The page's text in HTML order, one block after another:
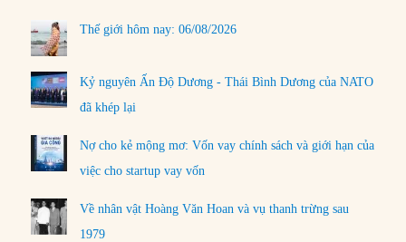
Thế giới hôm nay: 06/08/2026
Kỷ nguyên Ấn Độ Dương - Thái Bình Dương của NATO
đã khép lại
Nợ cho kẻ mộng mơ: Vốn vay chính sách và giới hạn của
việc cho startup vay vốn
Về nhân vật Hoàng Văn Hoan và vụ thanh trừng sau
1979